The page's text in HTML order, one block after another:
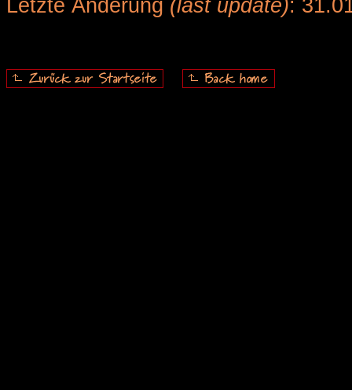
Letzte Änderung (last update):